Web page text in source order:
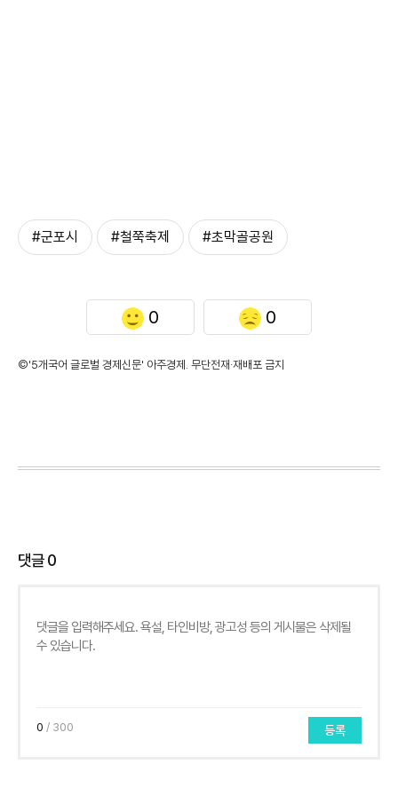
#군포시 #철쭉축제 #초막골공원
0 0
©'5개국어 글로벌 경제신문' 아주경제. 무단전재·재배포 금지
댓글0
0 / 300 등록